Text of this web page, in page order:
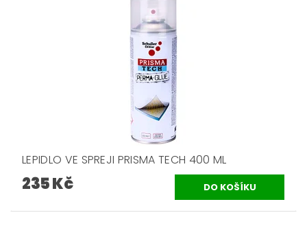
LEPIDLO VE SPREJI PRISMA TECH 400 ML
235 Kč